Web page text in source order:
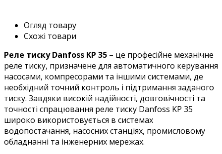
Огляд товару
Схожі товари
Реле тиску Danfoss KP 35 – це професійне механічне
реле тиску, призначене для автоматичного керування
насосами, компресорами та іншими системами, де
необхідний точний контроль і підтримання заданого
тиску. Завдяки високій надійності, довговічності та
точності спрацювання реле тиску Danfoss KP 35
широко використовується в системах
водопостачання, насосних станціях, промисловому
обладнанні та інженерних мережах.